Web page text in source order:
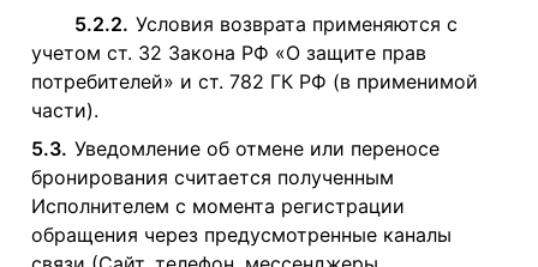
5.2.2. Условия возврата применяются с
учетом ст. 32 Закона РФ «О защите прав
потребителей» и ст. 782 ГК РФ (в применимой
части).
5.3. Уведомление об отмене или переносе
бронирования считается полученным
Исполнителем с момента регистрации
обращения через предусмотренные каналы